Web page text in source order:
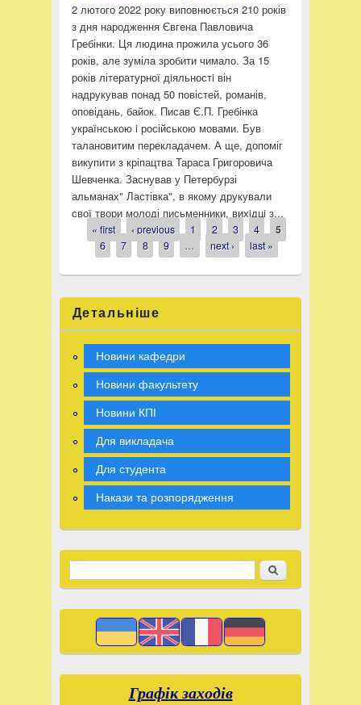
2 лютого 2022 року виповнюється 210 років
з дня народження Євгена Павловича
Гребінки. Ця людина прожила усього 36
років, але зуміла зробити чимало. За 15
років літературної дiяльностi він
надрукував понад 50 повістей, романів,
оповідань, байок. Писав Є.П. Гребінка
українською i російською мовами. Був
талановитим перекладачем. А ще, допоміг
викупити з кріпацтва Тараса Григоровича
Шевченка. Заснував у Петербурзі
альманах" Ластівка", в якому друкували
свої твори молоді письменники, вихiдцi з...
Pages
« first ‹ previous 1 2 3 4
5
6
7 8 9 … next › last »
Детальніше
Новини кафедри
Новини факультету
Новини КПІ
Для викладача
Для студента
Накази та розпорядження
Search form Suchen
Графік заходів